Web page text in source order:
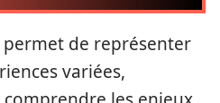
permet de représenter
variées,